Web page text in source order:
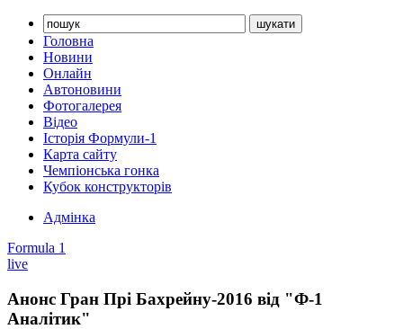
Головна
Новини
Онлайн
Автоновини
Фотогалерея
Відео
Історія Формули-1
Карта сайту
Чемпіонська гонка
Кубок конструкторів
Адмінка
Formula 1
live
Анонс Гран Прі Бахрейну-2016 від "Ф-1
Аналітик"